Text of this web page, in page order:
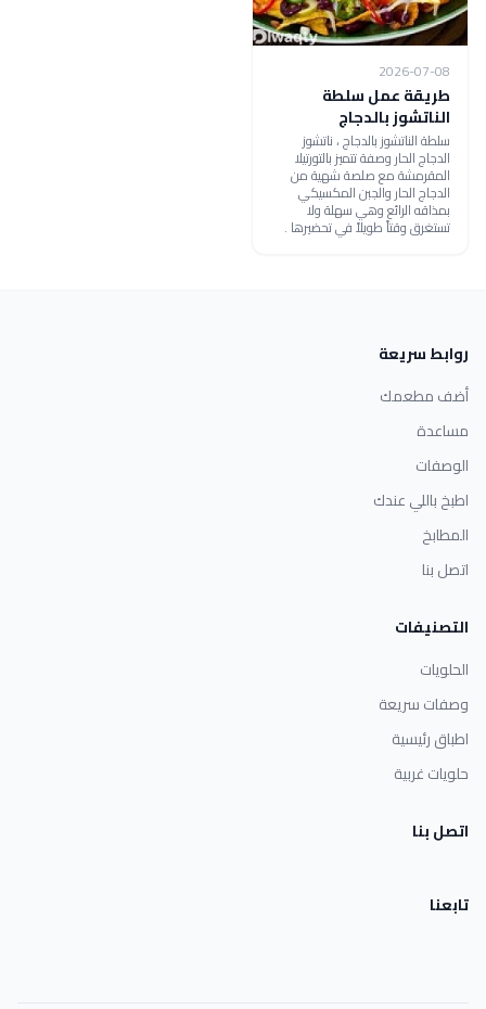
2026-07-08
طريقة عمل سلطة
الناتشوز بالدجاج
سلطة الناتشوز بالدجاج ، ناتشوز
الدجاج الحار وصفة تتميز بالتورتيلا
المقرمشة مع صلصة شهية من
الدجاج الحار والجبن المكسيكي
بمذاقه الرائع وهي سهلة ولا
تستغرق وقتاً طويلاً في تحضيرها .
روابط سريعة
أضف مطعمك
مساعدة
الوصفات
اطبخ باللي عندك
المطابخ
اتصل بنا
التصنيفات
الحلويات
وصفات سريعة
اطباق رئيسية
حلويات غربية
اتصل بنا
تابعنا